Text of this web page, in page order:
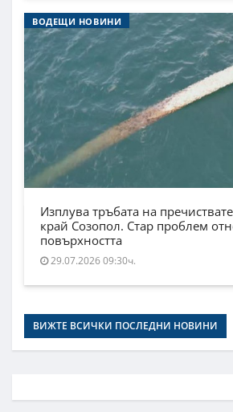
ВОДЕЩИ НОВИНИ
Изплува тръбата на
край Созопол. Стар проблем
повърхността
29.07.2026 09:30ч.
ВИЖТЕ ВСИЧКИ ПОСЛЕДНИ НОВИНИ